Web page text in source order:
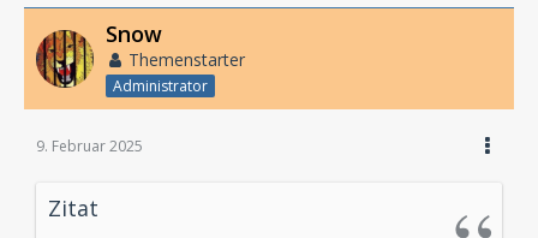
Snow
Themenstarter
Administrator
9. Februar 2025
Zitat